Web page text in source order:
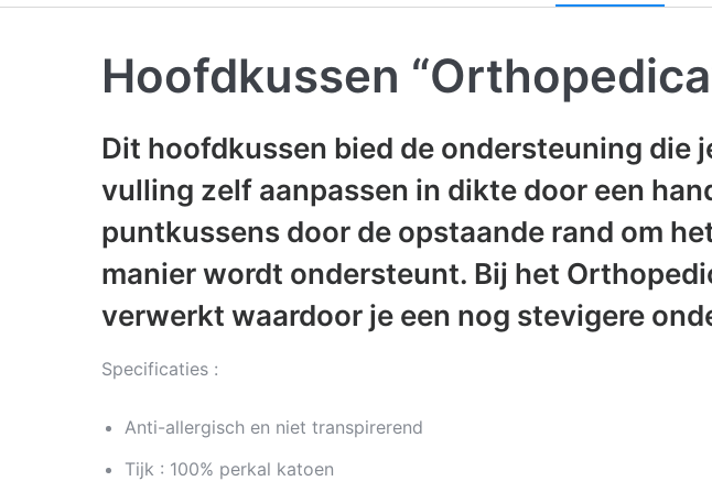
Hoofdkussen
Dit hoofdkussen bied de ondersteuning die
vulling zelf aanpassen in dikte door een
puntkussens door de opstaande rand om
manier wordt ondersteunt. Bij het
verwerkt waardoor je een nog stevigere
Specificaties :
Anti-allergisch en niet transpirerend
Tijk : 100% perkal katoen